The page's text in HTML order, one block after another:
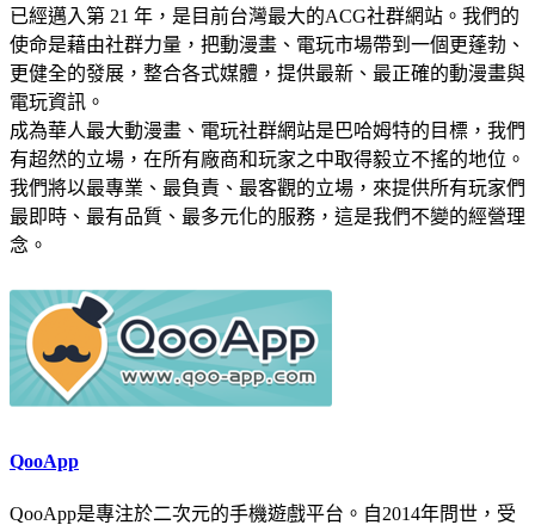
已經邁入第 21 年，是目前台灣最大的ACG社群網站。我們的
使命是藉由社群力量，把動漫畫、電玩市場帶到一個更蓬勃、
更健全的發展，整合各式媒體，提供最新、最正確的動漫畫與
電玩資訊。
成為華人最大動漫畫、電玩社群網站是巴哈姆特的目標，我們
有超然的立場，在所有廠商和玩家之中取得毅立不搖的地位。
我們將以最專業、最負責、最客觀的立場，來提供所有玩家們
最即時、最有品質、最多元化的服務，這是我們不變的經營理
念。
QooApp
QooApp是專注於二次元的手機遊戲平台。自2014年問世，受